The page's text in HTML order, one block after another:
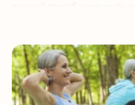
Летние тренировки,